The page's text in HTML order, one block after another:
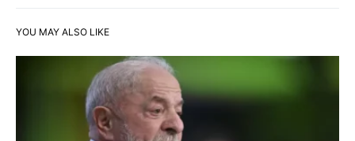
YOU MAY ALSO LIKE